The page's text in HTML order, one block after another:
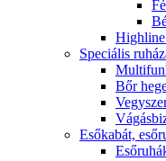
Highline
Speciális
Bőr
Esőkabát,